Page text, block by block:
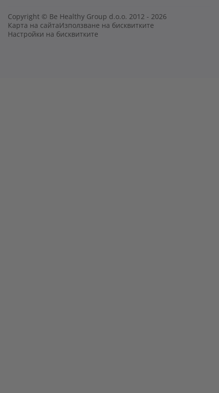
Copyright © Be Healthy Group d.o.o. 2012 - 2026
Карта на сайтаИзползване на бисквитките
Настройки на бисквитките